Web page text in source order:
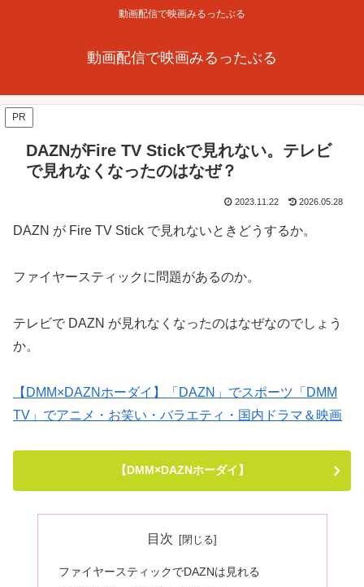
動画配信で映画みるったぶる
動画配信で映画みるったぶる
PR
DAZNがFire TV Stickで見れない。テレビ
で見れなくなったのはなぜ？
2023.11.22 2026.05.28
DAZN が Fire TV Stick で見れないときどうするか。
ファイヤースティックに問題があるのか。
テレビで DAZN が見れなくなったのはなぜなのでしょう
か。
【DMM×DAZNホーダイ】「DAZN」でスポーツ「DMM
TV」でアニメ・お笑い・バラエティ・国内ドラマ＆映画
【DMM×DAZNホーダイ】
目次
ファイヤースティックでDAZNは見れる